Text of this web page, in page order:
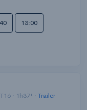
13:00
· 1h37' · Trailer